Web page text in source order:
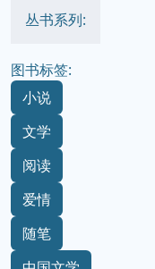
丛书系列:
图书标签:
小说
文学
阅读
爱情
随笔